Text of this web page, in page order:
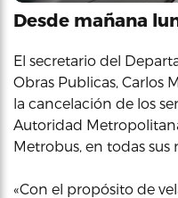
Desde mañana
El secretario del
Obras Publicas, Carlos
la cancelación de los
Autoridad
Metrobus, en todas sus
«Con el propósito de